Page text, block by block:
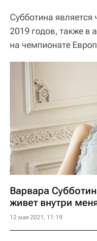
Субботина
2019 годов, также в
на чемпионате
Варвара
живет внутри
12 мая 2021, 11:19